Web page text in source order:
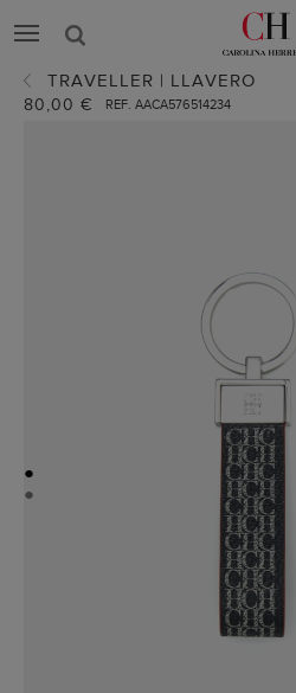
TRAVELLER | LLAVERO
80,00 € REF. AACA576514234
●
●